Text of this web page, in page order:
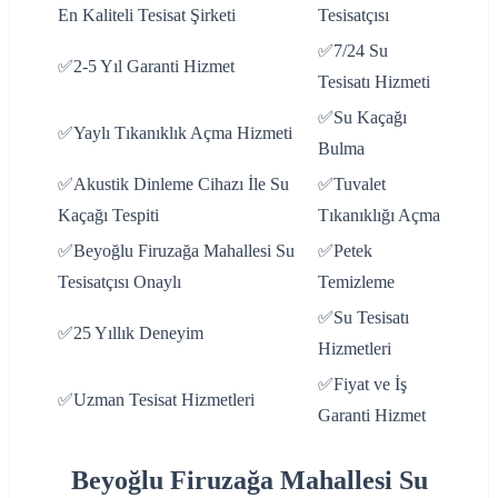
En Kaliteli Tesisat Şirketi
Tesisatçısı
✅2-5 Yıl Garanti Hizmet
✅7/24 Su
Tesisatı Hizmeti
✅Yaylı Tıkanıklık Açma Hizmeti
✅Su Kaçağı
Bulma
✅Akustik Dinleme Cihazı İle Su
Kaçağı Tespiti
✅Tuvalet
Tıkanıklığı Açma
✅Beyoğlu Firuzağa Mahallesi Su
Tesisatçısı Onaylı
✅Petek
Temizleme
✅25 Yıllık Deneyim
✅Su Tesisatı
Hizmetleri
✅Uzman Tesisat Hizmetleri
✅Fiyat ve İş
Garanti Hizmet
Beyoğlu Firuzağa Mahallesi Su